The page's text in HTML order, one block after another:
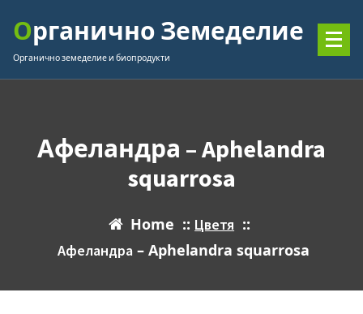
content
Органично Земеделие
Органично земеделие и биопродукти
Афеландра – Aphelandra
squarrosa
Home :: Цветя ::
Афеландра – Aphelandra squarrosa